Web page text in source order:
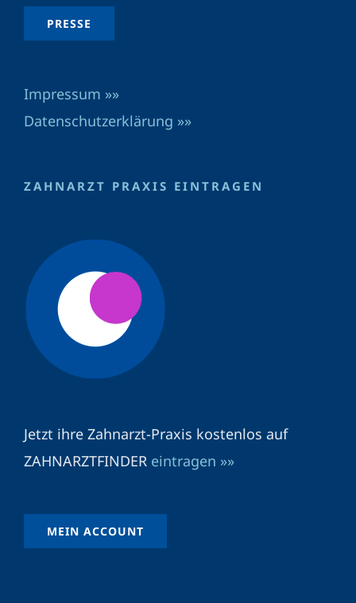
PRESSE
Impressum »»
Datenschutzerklärung »»
ZAHNARZT PRAXIS EINTRAGEN
Jetzt ihre Zahnarzt-Praxis kostenlos auf
ZAHNARZTFINDER eintragen »»
MEIN ACCOUNT